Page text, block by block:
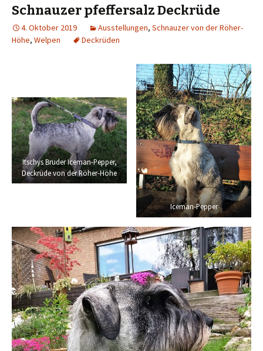
Schnauzer pfeffersalz Deckrüde
4. Oktober 2019 Ausstellungen, Schnauzer von der Röher-
Höhe, Welpen Deckrüden
Itschys Bruder Iceman-Pepper,
Deckrüde von der Röher-Höhe
Iceman-Pepper